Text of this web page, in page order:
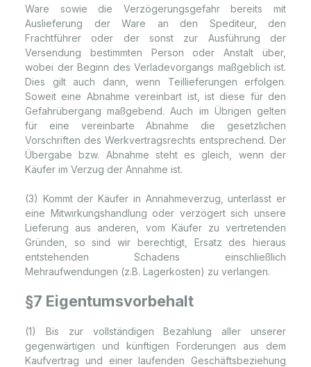
Ware sowie die Verzögerungsgefahr bereits mit
Auslieferung der Ware an den Spediteur, den
Frachtführer oder der sonst zur Ausführung der
Versendung bestimmten Person oder Anstalt über,
wobei der Beginn des Verladevorgangs maßgeblich ist.
Dies gilt auch dann, wenn Teillieferungen erfolgen.
Soweit eine Abnahme vereinbart ist, ist diese für den
Gefahrübergang maßgebend. Auch im Übrigen gelten
für eine vereinbarte Abnahme die gesetzlichen
Vorschriften des Werkvertragsrechts entsprechend. Der
Übergabe bzw. Abnahme steht es gleich, wenn der
Käufer im Verzug der Annahme ist.
(3) Kommt der Käufer in Annahmeverzug, unterlässt er
eine Mitwirkungshandlung oder verzögert sich unsere
Lieferung aus anderen, vom Käufer zu vertretenden
Gründen, so sind wir berechtigt, Ersatz des hieraus
entstehenden Schadens einschließlich
Mehraufwendungen (z.B. Lagerkosten) zu verlangen.
§7 Eigentumsvorbehalt
(1) Bis zur vollständigen Bezahlung aller unserer
gegenwärtigen und künftigen Forderungen aus dem
Kaufvertrag und einer laufenden Geschäftsbeziehung